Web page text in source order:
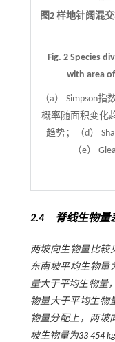
图2 样地针阔混
Fig. 2 Species
with area
（a） Simpson
概率随面积变化
趋势；（d）
（e）
2.4 脊线生物量
两坡向生物量比较
东南坡平均生物量
量大于平均生物量
物量大于平均生物
物量分配上，两坡
坡生物量为33 454